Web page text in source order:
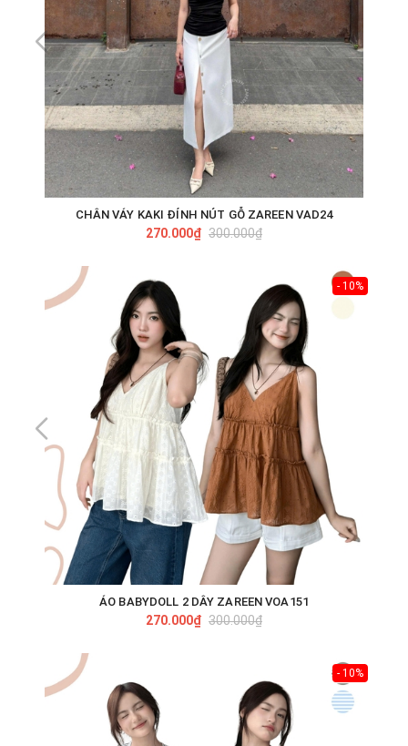
CHÂN VÁY KAKI ĐÍNH NÚT GỖ ZAREEN VAD24
270.000₫ 300.000₫
- 10%
ÁO BABYDOLL 2 DÂY ZAREEN VOA151
270.000₫ 300.000₫
- 10%